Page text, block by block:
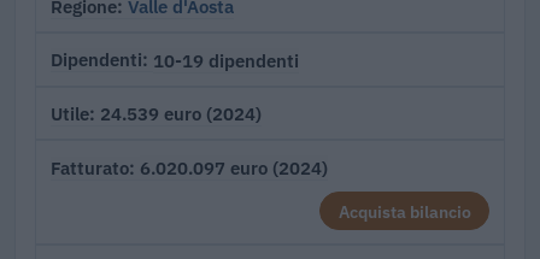
Regione Valle d'Aosta
Dipendenti 10-19 dipendenti
Utile 24.539 euro (2024)
Fatturato 6.020.097 euro (2024)
Acquista bilancio